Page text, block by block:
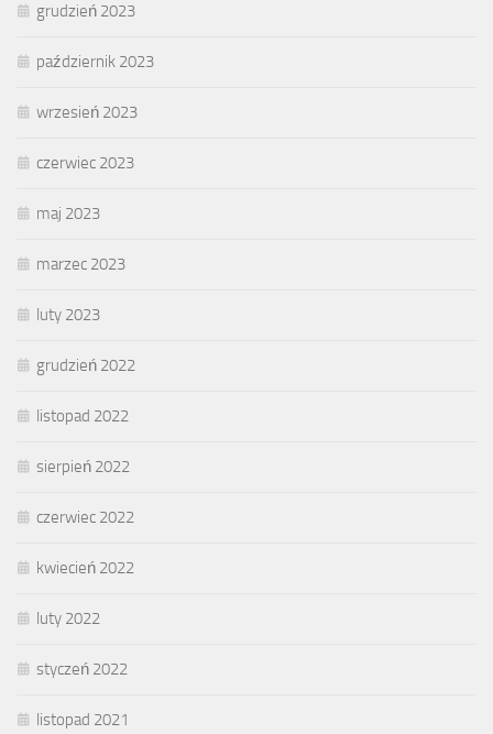
grudzień 2023
październik 2023
wrzesień 2023
czerwiec 2023
maj 2023
marzec 2023
luty 2023
grudzień 2022
listopad 2022
sierpień 2022
czerwiec 2022
kwiecień 2022
luty 2022
styczeń 2022
listopad 2021